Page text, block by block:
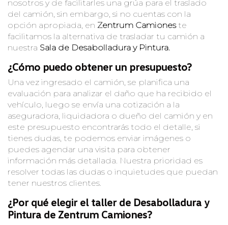
nosotros y de facilitarles una grúa para el traslado
del camión, sin embargo, si no cuentas con la
opción apropiada, en Zentrum Camiones te
facilitamos la alternativa de trasladar tu camión a
nuestra Sala de Desabolladura y Pintura.
¿Cómo puedo obtener un presupuesto?
Una vez ingresado el camión, se planifica una
evaluación para analizar el daño que ha recibido el
vehículo, luego se envía una cotización a la
aseguradora, liquidadora o dueño del camión y en
este presupuesto encontrarás todo el detalle, si
tienes dudas, te podemos enviar imágenes o
puedes agendar una visita para obtener
información más detallada. Nuestra prioridad es
resolver todas las dudas o inquietudes que puedan
tener nuestros clientes.
¿Por qué elegir el taller de Desabolladura y
Pintura de Zentrum Camiones?